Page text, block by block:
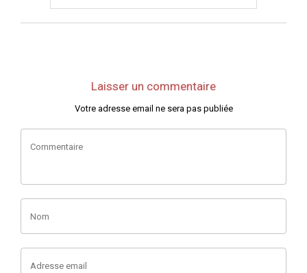
Laisser un commentaire
Votre adresse email ne sera pas publiée
Commentaire
Nom
Adresse email